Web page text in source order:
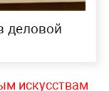
деловой
искусствам